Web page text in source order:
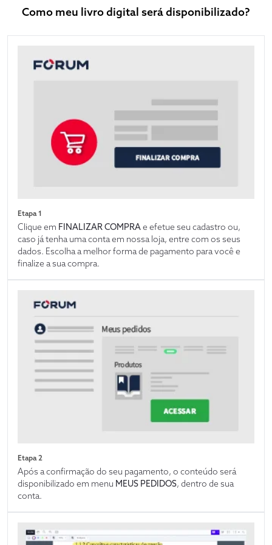
Como meu livro digital será disponibilizado?
Etapa 1
Clique em FINALIZAR COMPRAe efetue seu cadastro ou,
caso já tenha uma conta em nossa loja, entre com os seus
dados. Escolha a melhor forma de pagamento para você e
finalize a sua compra.
Etapa 2
Após a confirmação do seu pagamento, o conteúdo será
disponibilizado em menu MEUS PEDIDOS, dentro de sua
conta.